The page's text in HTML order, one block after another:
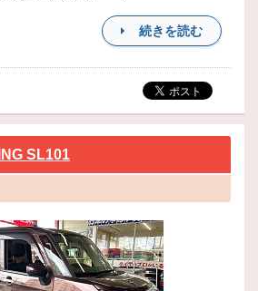
続きを読む
SL101